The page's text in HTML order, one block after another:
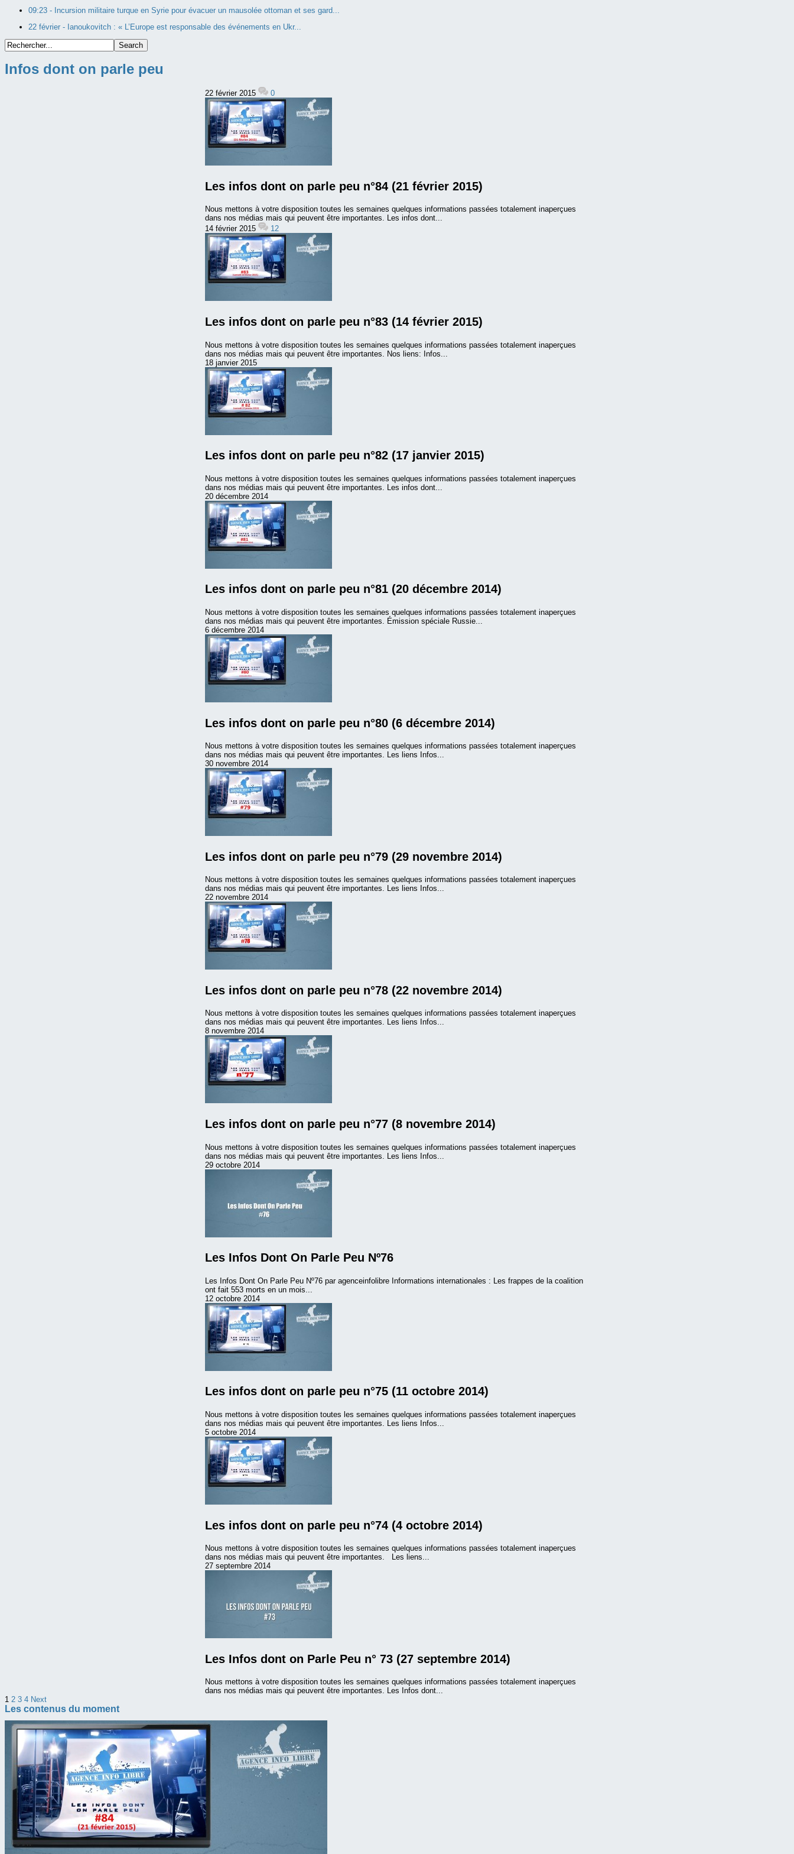
09:23 - Incursion militaire turque en Syrie pour évacuer un mausolée ottoman et ses gard...
22 février - Ianoukovitch : « L’Europe est responsable des événements en Ukr...
Infos dont on parle peu
22 février 2015 0
Les infos dont on parle peu n°84 (21 février 2015)
Nous mettons à votre disposition toutes les semaines quelques informations passées totalement inaperçues
dans nos médias mais qui peuvent être importantes. Les infos dont...
14 février 2015
12
Les infos dont on parle peu n°83 (14 février 2015)
Nous mettons à votre disposition toutes les semaines quelques informations passées totalement inaperçues
dans nos médias mais qui peuvent être importantes. Nos liens: Infos...
18 janvier 2015
Les infos dont on parle peu n°82 (17 janvier 2015)
Nous mettons à votre disposition toutes les semaines quelques informations passées totalement inaperçues
dans nos médias mais qui peuvent être importantes. Les infos dont...
20 décembre 2014
Les infos dont on parle peu n°81 (20 décembre 2014)
Nous mettons à votre disposition toutes les semaines quelques informations passées totalement inaperçues
dans nos médias mais qui peuvent être importantes. Émission spéciale Russie...
6 décembre 2014
Les infos dont on parle peu n°80 (6 décembre 2014)
Nous mettons à votre disposition toutes les semaines quelques informations passées totalement inaperçues
dans nos médias mais qui peuvent être importantes. Les liens Infos...
30 novembre 2014
Les infos dont on parle peu n°79 (29 novembre 2014)
Nous mettons à votre disposition toutes les semaines quelques informations passées totalement inaperçues
dans nos médias mais qui peuvent être importantes. Les liens Infos...
22 novembre 2014
Les infos dont on parle peu n°78 (22 novembre 2014)
Nous mettons à votre disposition toutes les semaines quelques informations passées totalement inaperçues
dans nos médias mais qui peuvent être importantes. Les liens Infos...
8 novembre 2014
Les infos dont on parle peu n°77 (8 novembre 2014)
Nous mettons à votre disposition toutes les semaines quelques informations passées totalement inaperçues
dans nos médias mais qui peuvent être importantes. Les liens Infos...
29 octobre 2014
Les Infos Dont On Parle Peu Nº76
Les Infos Dont On Parle Peu Nº76 par agenceinfolibre Informations internationales : Les frappes de la coalition
ont fait 553 morts en un mois...
12 octobre 2014
Les infos dont on parle peu n°75 (11 octobre 2014)
Nous mettons à votre disposition toutes les semaines quelques informations passées totalement inaperçues
dans nos médias mais qui peuvent être importantes. Les liens Infos...
5 octobre 2014
Les infos dont on parle peu n°74 (4 octobre 2014)
Nous mettons à votre disposition toutes les semaines quelques informations passées totalement inaperçues
dans nos médias mais qui peuvent être importantes. Les liens...
27 septembre 2014
Les Infos dont on Parle Peu n° 73 (27 septembre 2014)
Nous mettons à votre disposition toutes les semaines quelques informations passées totalement inaperçues
dans nos médias mais qui peuvent être importantes. Les Infos dont...
1 2 3 4 Next
Les contenus du moment